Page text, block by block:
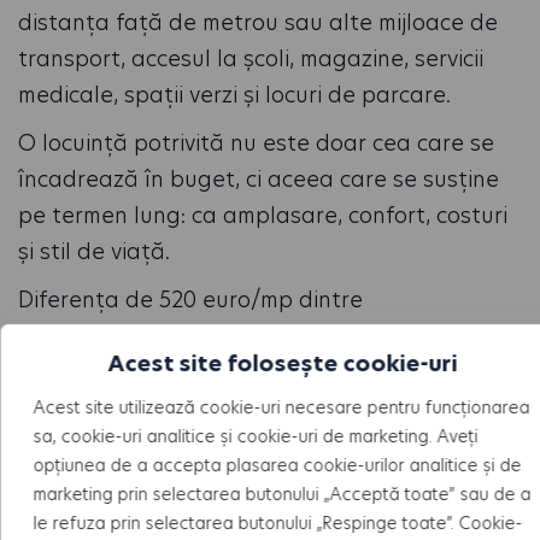
Acest site folosește cookie-uri
Acest site utilizează cookie-uri necesare pentru funcționarea
sa, cookie-uri analitice și cookie-uri de marketing. Aveți
opțiunea de a accepta plasarea cookie-urilor analitice și de
marketing prin selectarea butonului „Acceptă toate” sau de a
le refuza prin selectarea butonului „Respinge toate”. Cookie-
distanța față de metrou sau alte mijloace de
transport, accesul la școli, magazine, servicii
medicale, spații verzi și locuri de parcare.
O locuință potrivită nu este doar cea care se
încadrează în buget, ci aceea care se susține
pe termen lung: ca amplasare, confort, costuri
și stil de viață.
Diferența de 520 euro/mp dintre
locuințele noi pot fi o alternativă competitivă
pentru cumpărătorii care caută confort
modern și costuri mai predictibile. Iar atunci
când sunt aproape de metrou, cum este cazul
HILS Sunrise, acestea pot oferi un echilibru bun